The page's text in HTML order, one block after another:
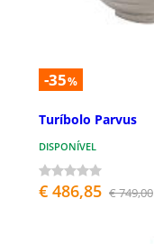
-35%
Turíbolo Parvus
DISPONÍVEL
€ 486,85 € 749,00